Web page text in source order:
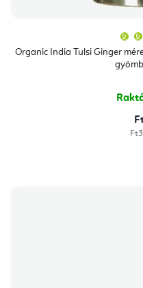
Organic India Tulsi Ginger